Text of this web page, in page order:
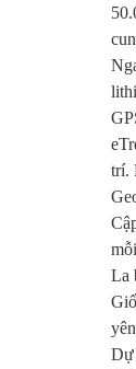
trí.
La
Dự